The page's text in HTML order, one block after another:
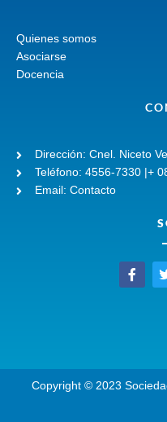
Quienes somos
Asociarse
Docencia
Dirección: Cnel. Niceto
Teléfono: 4556-7330 |+
Email: Contacto
F
a
k
-
Copyright © 2023